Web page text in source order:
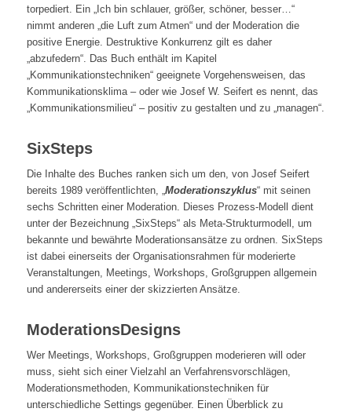
torpediert. Ein „Ich bin schlauer, größer, schöner, besser…“
nimmt anderen „die Luft zum Atmen“ und der Moderation die
positive Energie. Destruktive Konkurrenz gilt es daher
„abzufedern“. Das Buch enthält im Kapitel
„Kommunikationstechniken“ geeignete Vorgehensweisen, das
Kommunikationsklima – oder wie Josef W. Seifert es nennt, das
„Kommunikationsmilieu“ – positiv zu gestalten und zu „managen“.
SixSteps
Die Inhalte des Buches ranken sich um den, von Josef Seifert
bereits 1989 veröffentlichten, „Moderationszyklus“ mit seinen
sechs Schritten einer Moderation. Dieses Prozess-Modell dient
unter der Bezeichnung „SixSteps“ als Meta-Strukturmodell, um
bekannte und bewährte Moderationsansätze zu ordnen. SixSteps
ist dabei einerseits der Organisationsrahmen für moderierte
Veranstaltungen, Meetings, Workshops, Großgruppen allgemein
und andererseits einer der skizzierten Ansätze.
ModerationsDesigns
Wer Meetings, Workshops, Großgruppen moderieren will oder
muss, sieht sich einer Vielzahl an Verfahrensvorschlägen,
Moderationsmethoden, Kommunikationstechniken für
unterschiedliche Settings gegenüber. Einen Überblick zu